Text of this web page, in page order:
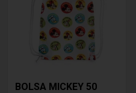
BOLSA MICKEY 50